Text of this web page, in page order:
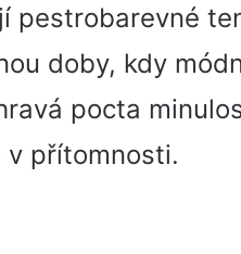
pestrobarevné
doby, kdy
pocta
v přítomnosti.